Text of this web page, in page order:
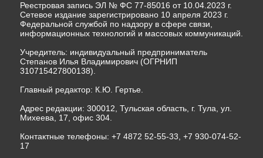
Реестровая запись ЭЛ № ФС 77-85016 от 10.04.2023 г.
Сетевое издание зарегистрировано 10 апреля 2023 г.
Федеральной службой по надзору в сфере связи,
информационных технологий и массовых коммуникаций.
Учредитель: индивидуальный предприниматель
Степанов Илья Владимирович (ОГРНИП
310715427800138).
Главный редактор: К.Ю. Гертье.
Адрес редакции: 300012, Тульская область, г. Тула, ул.
Михеева, 17, офис 304.
Контактные телефоны: +7 4872 52-55-33, +7 930-074-52-
17